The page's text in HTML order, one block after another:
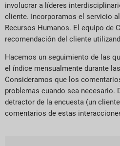
involucrar a líderes
cliente. Incorporamos el servicio
Recursos Humanos. El equipo de
recomendación del cliente
Hacemos un seguimiento de las
el índice mensualmente durante
Consideramos que los
problemas cuando sea necesario.
detractor de la encuesta (un
comentarios de estas